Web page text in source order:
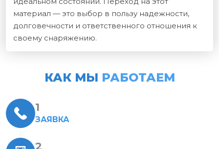
материал — это выбор в пользу надежности,
долговечности и ответственного отношения к
своему снаряжению.
КАК МЫ РАБОТАЕМ
ЗАЯВКА